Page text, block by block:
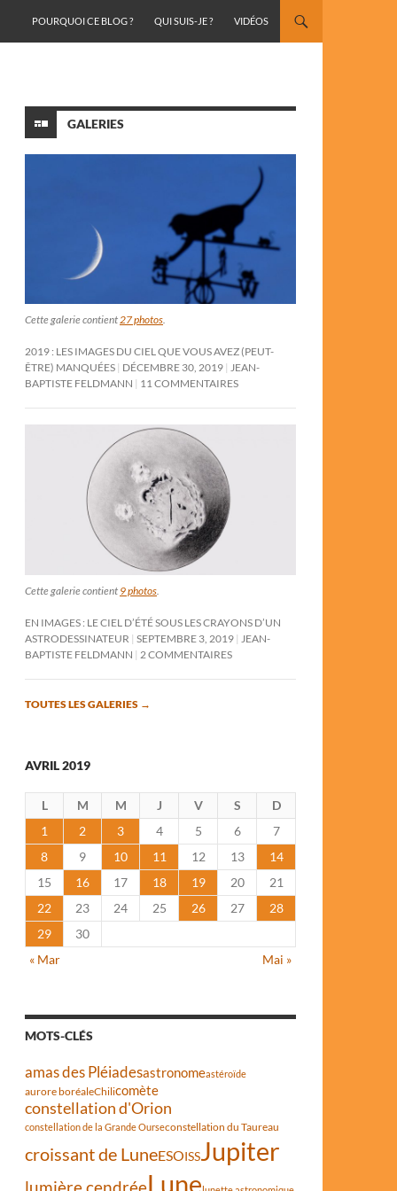
POURQUOI CE BLOG ?
QUI SUIS-JE ? VIDÉOS
GALERIES
Cette galerie contient27 photos.
2019 : LES IMAGES DU CIEL QUE VOUS AVEZ (PEUT-
ÊTRE) MANQUÉES DÉCEMBRE 30, 2019 JEAN-
BAPTISTE FELDMANN
11 COMMENTAIRES
Cette galerie contient 9 photos
EN IMAGES : LE CIEL D’ÉTÉ SOUS LES CRAYONS D’UN
ASTRODESSINATEUR SEPTEMBRE 3, 2019
JEAN-
BAPTISTE FELDMANN
2 COMMENTAIRES
TOUTES LES GALERIES →
AVRIL 2019
L M M J V S
D
1
2 3 4 5 6
7
8
9 10 11 12 13
14
15
16 17 18 19 20
21
22
23 24 25 26 27
28
29
30
« Mar
Mai »
MOTS-CLÉS
amas des Pléiadesastronomeastéroïde
aurore boréaleChilicomète
constellation d'Orion
constellation de la Grande Ourseconstellation du Taureau
croissant de LuneESOISSJupiter
lumière cendréeLune